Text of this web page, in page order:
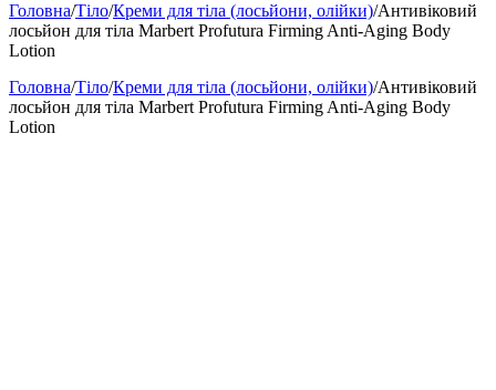
Головна/Тіло/Креми для тіла (лосьйони, олійки)/Антивіковий
лосьйон для тіла Marbert Profutura Firming Anti-Aging Body
Lotion
Головна/Тіло/Креми для тіла (лосьйони, олійки)/Антивіковий
лосьйон для тіла Marbert Profutura Firming Anti-Aging Body
Lotion